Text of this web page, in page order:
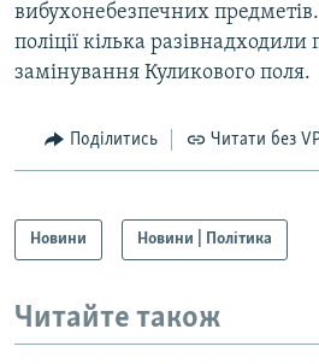
вибухонебезпечних
поліції кілька
замінування Куликового поля.
Поділитись Читати без
Новини Новини | Політика
Читайте також